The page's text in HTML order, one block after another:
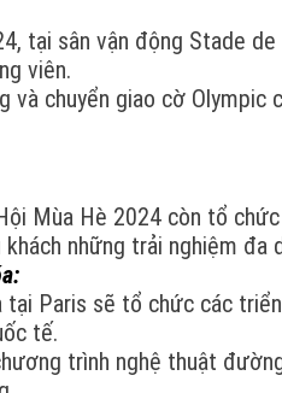
tại sân vận động Stade
viên.
và chuyển giao cờ
Mùa Hè 2024 còn tổ
những trải nghiệm đa
Paris sẽ tổ chức các
tế.
trình nghệ thuật